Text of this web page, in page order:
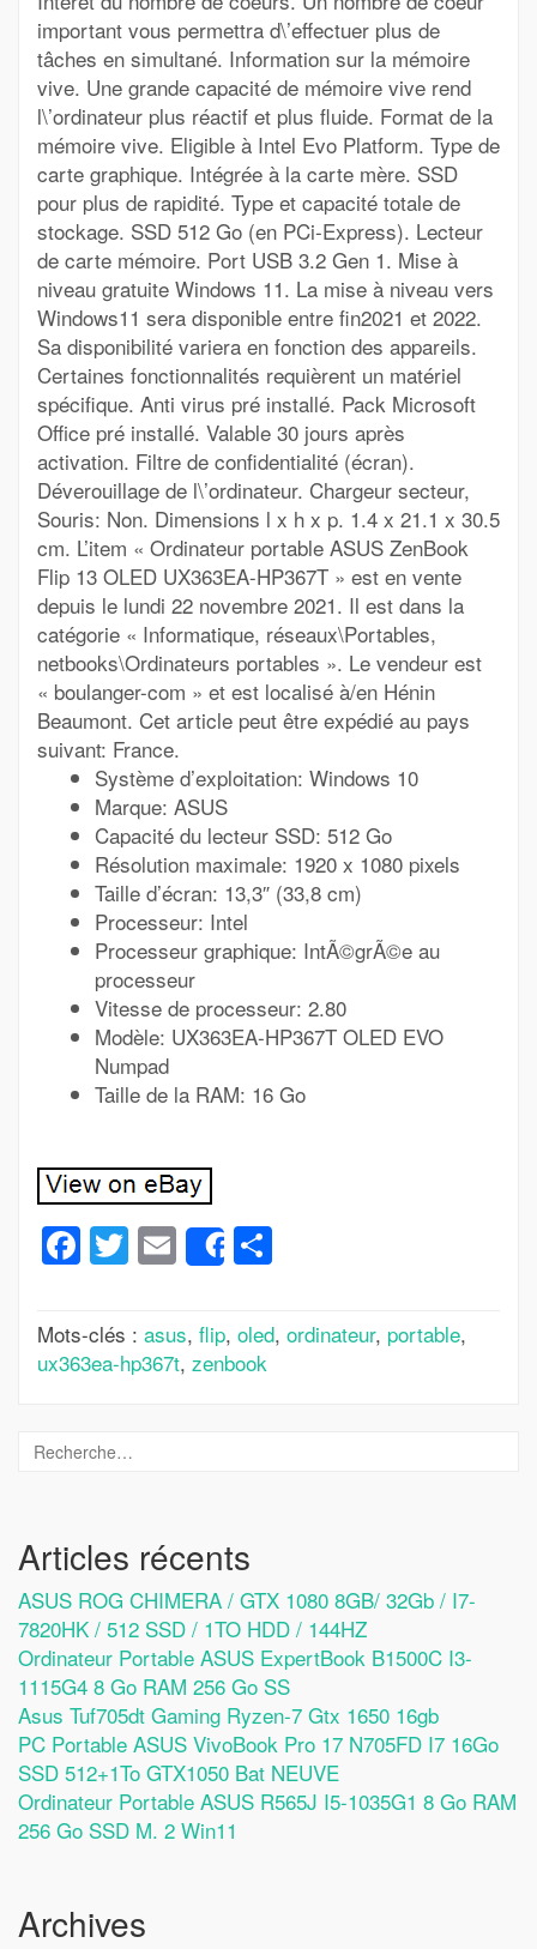
important vous permettra d\’effectuer plus de
tâches en simultané. Information sur la mémoire
vive. Une grande capacité de mémoire vive rend
l\’ordinateur plus réactif et plus fluide. Format de la
mémoire vive. Eligible à Intel Evo Platform. Type de
carte graphique. Intégrée à la carte mère. SSD
pour plus de rapidité. Type et capacité totale de
stockage. SSD 512 Go (en PCi-Express). Lecteur
de carte mémoire. Port USB 3.2 Gen 1. Mise à
niveau gratuite Windows 11. La mise à niveau vers
Windows11 sera disponible entre fin2021 et 2022.
Sa disponibilité variera en fonction des appareils.
Certaines fonctionnalités requièrent un matériel
spécifique. Anti virus pré installé. Pack Microsoft
Office pré installé. Valable 30 jours après
activation. Filtre de confidentialité (écran).
Déverouillage de l\’ordinateur. Chargeur secteur,
Souris: Non. Dimensions l x h x p. 1.4 x 21.1 x 30.5
cm. L’item « Ordinateur portable ASUS ZenBook
Flip 13 OLED UX363EA-HP367T » est en vente
depuis le lundi 22 novembre 2021. Il est dans la
catégorie « Informatique, réseaux\Portables,
netbooks\Ordinateurs portables ». Le vendeur est
« boulanger-com » et est localisé à/en Hénin
Beaumont. Cet article peut être expédié au pays
suivant: France.
Système d’exploitation: Windows 10
Marque: ASUS
Capacité du lecteur SSD: 512 Go
Résolution maximale: 1920 x 1080 pixels
Taille d’écran: 13,3″ (33,8 cm)
Processeur: Intel
Processeur graphique: IntÃ©grÃ©e au
processeur
Vitesse de processeur: 2.80
Modèle: UX363EA-HP367T OLED EVO
Numpad
Taille de la RAM: 16 Go
Facebook
Twitter
Email
Share
Mots-clés : asus, flip, oled, ordinateur, portable,
ux363ea-hp367t, zenbook
Articles récents
ASUS ROG CHIMERA / GTX 1080 8GB/ 32Gb / I7-
7820HK / 512 SSD / 1TO HDD / 144HZ
Ordinateur Portable ASUS ExpertBook B1500C I3-
1115G4 8 Go RAM 256 Go SS
Asus Tuf705dt Gaming Ryzen-7 Gtx 1650 16gb
PC Portable ASUS VivoBook Pro 17 N705FD I7 16Go
SSD 512+1To GTX1050 Bat NEUVE
Ordinateur Portable ASUS R565J I5-1035G1 8 Go RAM
256 Go SSD M. 2 Win11
Archives